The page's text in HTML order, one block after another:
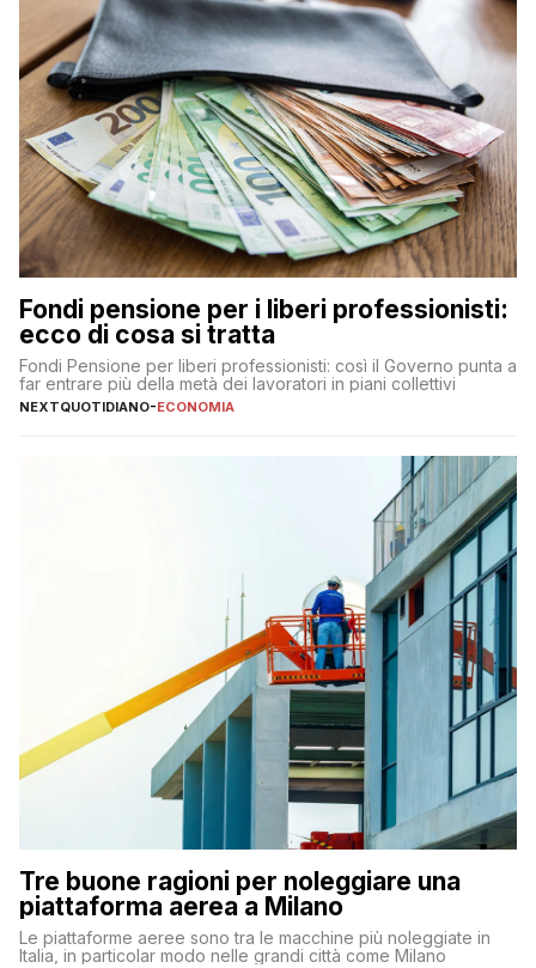
Fondi pensione per i liberi professionisti:
ecco di cosa si tratta
Fondi Pensione per liberi professionisti: così il Governo punta a
far entrare più della metà dei lavoratori in piani collettivi
NEXTQUOTIDIANO-ECONOMIA
Tre buone ragioni per noleggiare una
piattaforma aerea a Milano
Le piattaforme aeree sono tra le macchine più noleggiate in
Italia, in particolar modo nelle grandi città come Milano